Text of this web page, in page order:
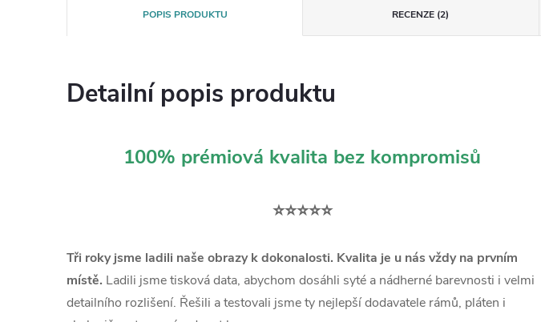
POPIS PRODUKTU RECENZE (2)
Detailní popis produktu
100% prémiová kvalita bez kompromisů
⭐⭐⭐⭐⭐
Tři roky jsme ladili naše obrazy k dokonalosti. Kvalita je u nás vždy na prvním
místě. Ladili jsme tisková data, abychom dosáhli syté a nádherné barevnosti i velmi
detailního rozlišení. Řešili a testovali jsme ty nejlepší dodavatele rámů, pláten i